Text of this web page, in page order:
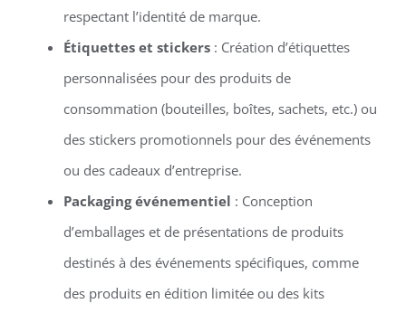
respectant l’identité de marque.
Étiquettes et stickers: Création d’étiquettes
personnalisées pour des produits de
consommation (bouteilles, boîtes, sachets, etc.) ou
des stickers promotionnels pour des événements
ou des cadeaux d’entreprise.
Packaging événementiel : Conception
d’emballages et de présentations de produits
destinés à des événements spécifiques, comme
des produits en édition limitée ou des kits